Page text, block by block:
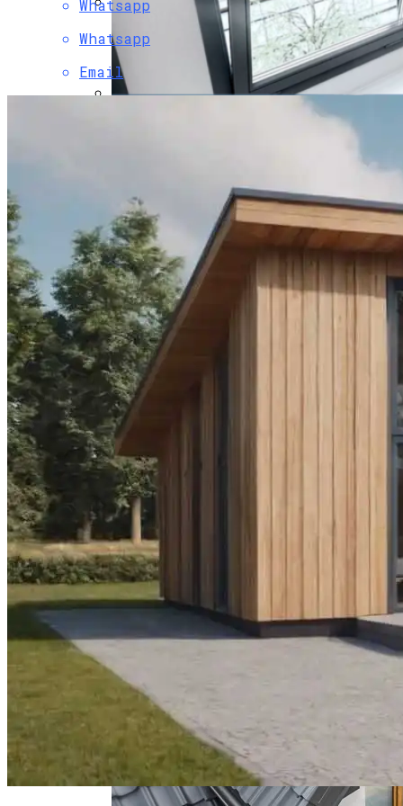
Отдых В Днепропетровске
Акустический Комфорт В Офисах С
Фасадными Системами
Нанесение Гидроизоляции С
Микросферами Для Защиты
Влияние Ветровой Нагрузки На
Алюминиевые Конструкции
ПРОТИВОПОЖАРНЫЕ ОКНА Е60
Перепланировка (объединение) 2х
Квартир В Одну
Whatsapp
Whatsapp
Email